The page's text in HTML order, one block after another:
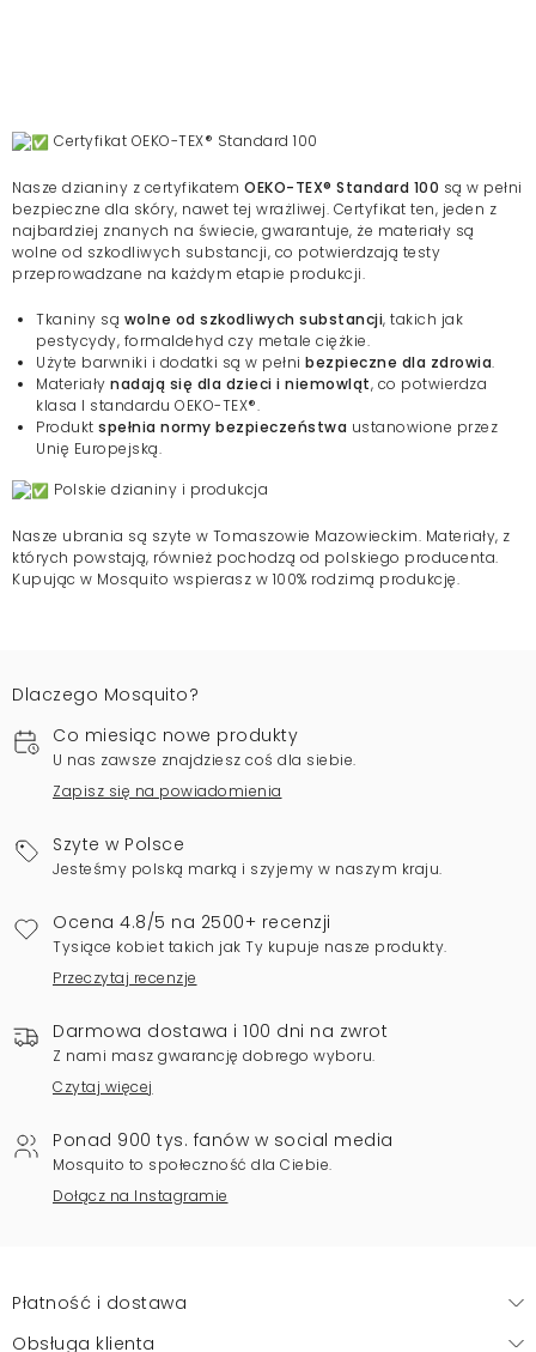
Certyfikat OEKO-TEX® Standard 100
Nasze dzianiny z certyfikatem OEKO-TEX® Standard 100 są w pełni
bezpieczne dla skóry, nawet tej wrażliwej. Certyfikat ten, jeden z
najbardziej znanych na świecie, gwarantuje, że materiały są
wolne od szkodliwych substancji, co potwierdzają testy
przeprowadzane na każdym etapie produkcji.
Tkaniny są wolne od szkodliwych substancji, takich jak
pestycydy, formaldehyd czy metale ciężkie.
Użyte barwniki i dodatki są w pełni bezpieczne dla zdrowia.
Materiały nadają się dla dzieci i niemowląt, co potwierdza
klasa I standardu OEKO-TEX®.
Produkt spełnia normy bezpieczeństwa ustanowione przez
Unię Europejską.
Polskie dzianiny i produkcja
Nasze ubrania są szyte w Tomaszowie Mazowieckim. Materiały, z
których powstają, również pochodzą od polskiego producenta.
Kupując w Mosquito wspierasz w 100% rodzimą produkcję.
Dlaczego Mosquito?
Co miesiąc nowe produkty
U nas zawsze znajdziesz coś dla siebie.
Zapisz się na powiadomienia
Szyte w Polsce
Jesteśmy polską marką i szyjemy w naszym kraju.
Ocena 4.8/5 na 2500+ recenzji
Tysiące kobiet takich jak Ty kupuje nasze produkty.
Przeczytaj recenzje
Darmowa dostawa i 100 dni na zwrot
Z nami masz gwarancję dobrego wyboru.
Czytaj więcej
Ponad 900 tys. fanów w social media
Mosquito to społeczność dla Ciebie.
Dołącz na Instagramie
Płatność i dostawa
Obsługa klienta